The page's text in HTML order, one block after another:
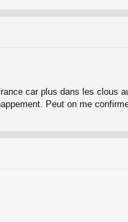
car plus dans les clous
Peut on me